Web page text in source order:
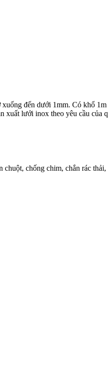
đến dưới 1mm. Có khổ
xuất lưới inox theo yêu cầu của
chống chim, chắn rác